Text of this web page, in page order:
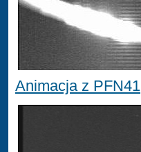
Animacja z PFN41